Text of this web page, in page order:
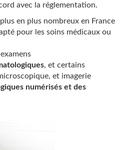
avec la réglementation.
en plus nombreux en France
pour les soins médicaux ou
, et certains
et imagerie
numérisés et des